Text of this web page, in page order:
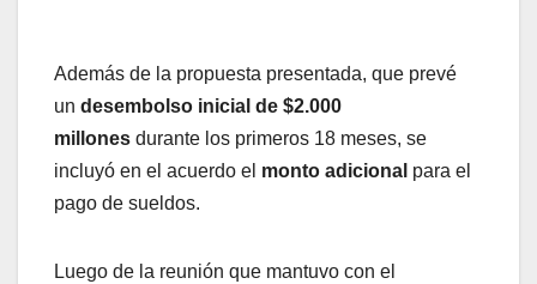
Además de la propuesta presentada, que prevé
un desembolso inicial de $2.000
millones durante los primeros 18 meses, se
incluyó en el acuerdo el monto adicional para el
pago de sueldos.
Luego de la reunión que mantuvo con el